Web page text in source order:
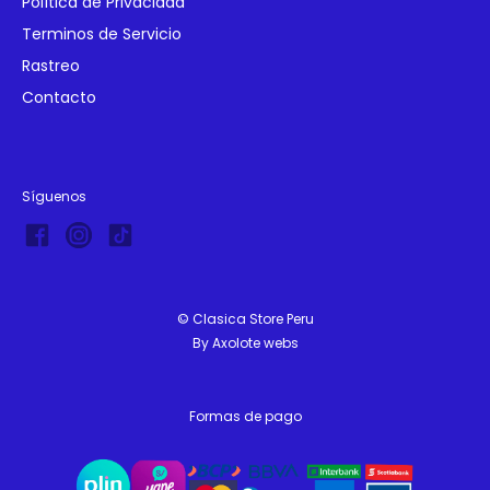
Terminos de Servicio
Rastreo
Contacto
Síguenos
© Clasica Store Peru
ByAxolote webs
Formas de pago